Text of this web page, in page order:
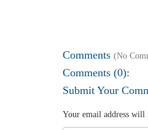
Comments (No
Comments (0):
Submit Your
Your email address will